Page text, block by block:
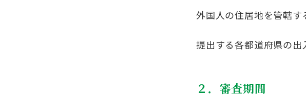
外国人の住居地を管轄す
提出する各都道府県の出
２．審査期間